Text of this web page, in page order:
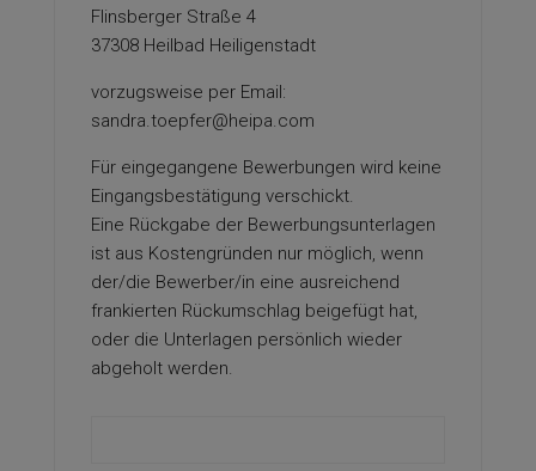
Flinsberger Straße 4
37308 Heilbad Heiligenstadt
vorzugsweise per Email:
sandra.toepfer@heipa.com
Für eingegangene Bewerbungen wird keine
Eingangsbestätigung verschickt.
Eine Rückgabe der Bewerbungsunterlagen
ist aus Kostengründen nur möglich, wenn
der/die Bewerber/in eine ausreichend
frankierten Rückumschlag beigefügt hat,
oder die Unterlagen persönlich wieder
abgeholt werden.